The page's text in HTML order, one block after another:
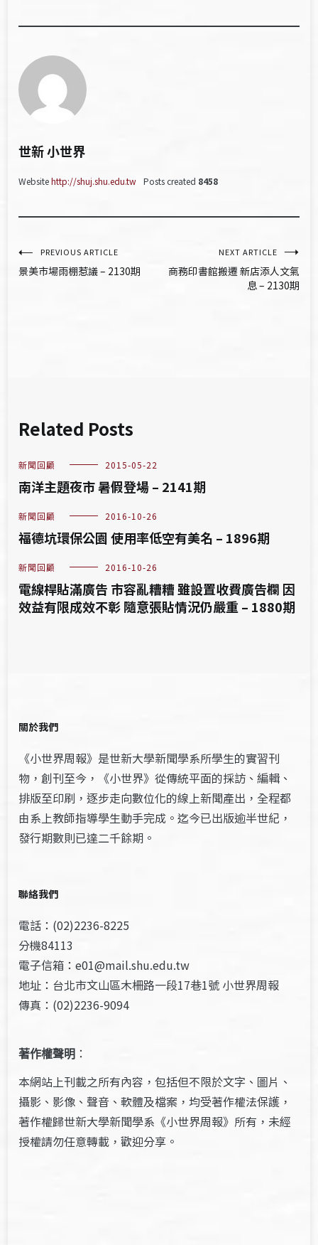
世新 小世界
Websitehttp://shuj.shu.edu.tw Posts created 8458
文
章
PREVIOUS ARTICLE
景美市場雨棚惹議 – 2130期
NEXT ARTICLE
商務印書館搬遷 新店添人文氣
息 – 2130期
Related Posts
新聞回顧 2015-05-22
南洋主題夜市 暑假登場 – 2141期
新聞回顧 2016-10-26
福德坑環保公園 使用率低空有美名 – 1896期
新聞回顧 2016-10-26
電線桿貼滿廣告 市容亂糟糟 雖設置收費廣告欄 因
效益有限成效不彰 隨意張貼情況仍嚴重 – 1880期
關於我們
《小世界周報》是世新大學新聞學系所學生的實習刊
物，創刊至今，《小世界》從傳統平面的採訪、編輯、
排版至印刷，逐步走向數位化的線上新聞產出，全程都
由系上教師指導學生動手完成。迄今已出版逾半世紀，
發行期數則已達二千餘期。
聯絡我們
電話：(02)2236-8225
分機84113
電子信箱：e01@mail.shu.edu.tw
地址：台北市文山區木柵路一段17巷1號 小世界周報
傳真：(02)2236-9094
著作權聲明 ：
本網站上刊載之所有內容，包括但不限於文字、圖片、
攝影、影像、聲音、軟體及檔案，均受著作權法保護，
著作權歸世新大學新聞學系《小世界周報》所有，未經
授權請勿任意轉載，歡迎分享。